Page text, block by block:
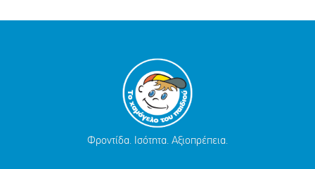
Φροντίδα. Ισότητα. Αξιοπρέπεια.